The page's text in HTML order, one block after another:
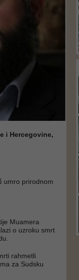
i Hercegovine,
umro prirodnom
Muamera
o uzroku smrt
rahmetli
za Sudsku